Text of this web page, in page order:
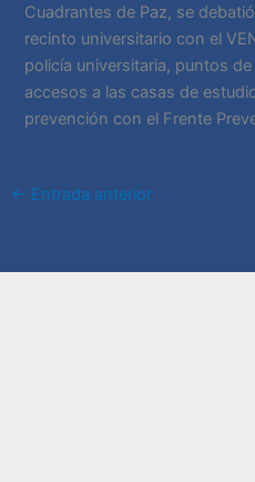
Cuadrantes de Paz, se
recinto universitario con el
policía universitaria, puntos
accesos a las casas de
prevención con el Frente
← Entrada anterior